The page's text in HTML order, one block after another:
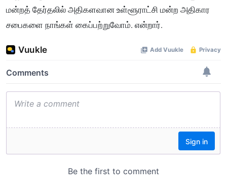
மன்றத் தேர்தலில் அதிகளவான உள்ளூராட்சி மன்ற அதிகார
சபைகளை நாங்கள் கைப்பற்றுவோம். என்றார்.